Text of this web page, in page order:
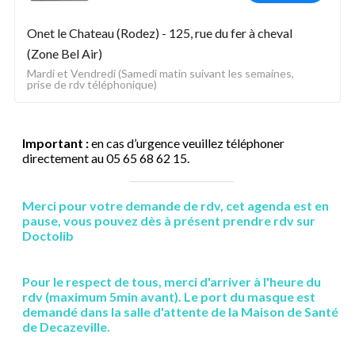
Onet le Chateau (Rodez) - 125, rue du fer à cheval
(Zone Bel Air)
Mardi et Vendredi (Samedi matin suivant les semaines,
prise de rdv téléphonique)
Important :en cas d’urgence veuillez téléphoner
directement au 05 65 68 62 15.
Merci pour votre demande de rdv, cet agenda est en
pause, vous pouvez dès à présent prendre rdv sur
Doctolib
Pour le respect de tous, merci d'arriver à l'heure du
rdv (maximum 5min avant). Le port du masque est
demandé dans la salle d'attente de la Maison de Santé
de Decazeville.